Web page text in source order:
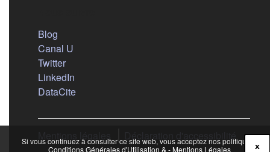
Si vous continuez à consulter ce site web, vous acceptez nos politiques :
Conditions Générales d'Utilisation & - Mentions Légales
x
Blog
Canal U
Twitter(s'ouvre dans un nouvel onglet)
LinkedIn
DataCite(s'ouvre dans un nouvel onglet)
Mentions légales Déclaration d'accessibilité